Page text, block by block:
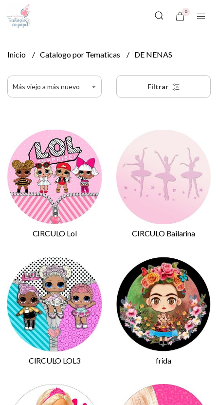
0
Inicio Catalogo por Tematicas DE NENAS
Filtrar
CIRCULO Lol CIRCULO Bailarina
CIRCULO LOL3 frida